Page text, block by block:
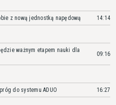
z nową jednostką napędową 14:14
ważnym etapem nauki dla
09:16
do systemu ADUO 16:27